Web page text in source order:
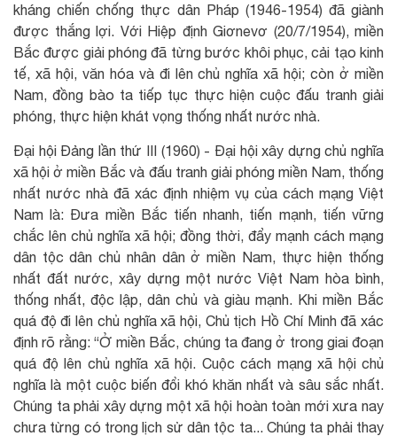
kháng chiến chống thực dân Pháp (1946-1954) đã giành
được thắng lợi. Với Hiệp định Giơnevơ (20/7/1954), miền
Bắc được giải phóng đã từng bước khôi phục, cải tạo kinh
tế, xã hội, văn hóa và đi lên chủ nghĩa xã hội; còn ở miền
Nam, đồng bào ta tiếp tục thực hiện cuộc đấu tranh giải
phóng, thực hiện khát vọng thống nhất nước nhà.
Đại hội Đảng lần thứ III (1960) - Đại hội xây dựng chủ nghĩa
xã hội ở miền Bắc và đấu tranh giải phóng miền Nam, thống
nhất nước nhà đã xác định nhiệm vụ của cách mạng Việt
Nam là: Đưa miền Bắc tiến nhanh, tiến mạnh, tiến vững
chắc lên chủ nghĩa xã hội; đồng thời, đẩy mạnh cách mạng
dân tộc dân chủ nhân dân ở miền Nam, thực hiện thống
nhất đất nước, xây dựng một nước Việt Nam hòa bình,
thống nhất, độc lập, dân chủ và giàu mạnh. Khi miền Bắc
quá độ đi lên chủ nghĩa xã hội, Chủ tịch Hồ Chí Minh đã xác
định rõ rằng: “Ở miền Bắc, chúng ta đang ở trong giai đoạn
quá độ lên chủ nghĩa xã hội. Cuộc cách mạng xã hội chủ
nghĩa là một cuộc biến đổi khó khăn nhất và sâu sắc nhất.
Chúng ta phải xây dựng một xã hội hoàn toàn mới xưa nay
chưa từng có trong lịch sử dân tộc ta... Chúng ta phải thay